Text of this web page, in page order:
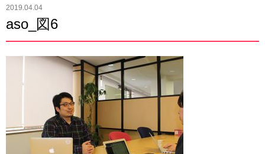
2019.04.04
aso_図6